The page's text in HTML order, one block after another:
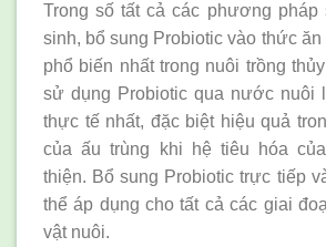
Trong số tất cả các phương pháp
sinh, bổ sung Probiotic vào thức
phổ biến nhất trong nuôi trồng
sử dụng Probiotic qua nước nuôi
thực tế nhất, đặc biệt hiệu quả
của ấu trùng khi hệ tiêu hóa
thiện. Bổ sung Probiotic trực tiếp
thể áp dụng cho tất cả các giai
vật nuôi.